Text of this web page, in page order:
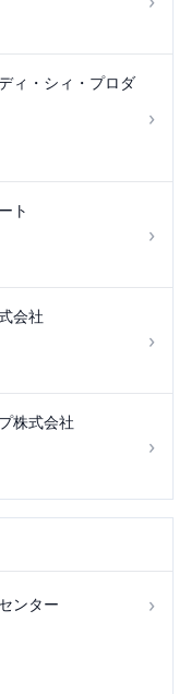
ィ・シィ・プロダ
›
ト
›
会社
›
株式会社
›
ンター ›